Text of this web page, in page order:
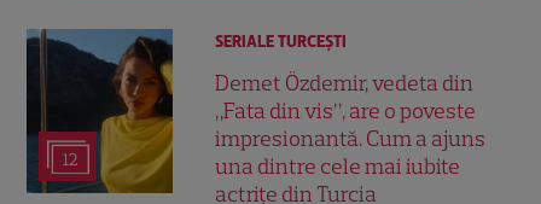
12
SERIALE TURCEŞTI
Demet Özdemir, vedeta din
„Fata din vis”, are o poveste
impresionantă. Cum a ajuns
una dintre cele mai iubite
actrițe din Turcia